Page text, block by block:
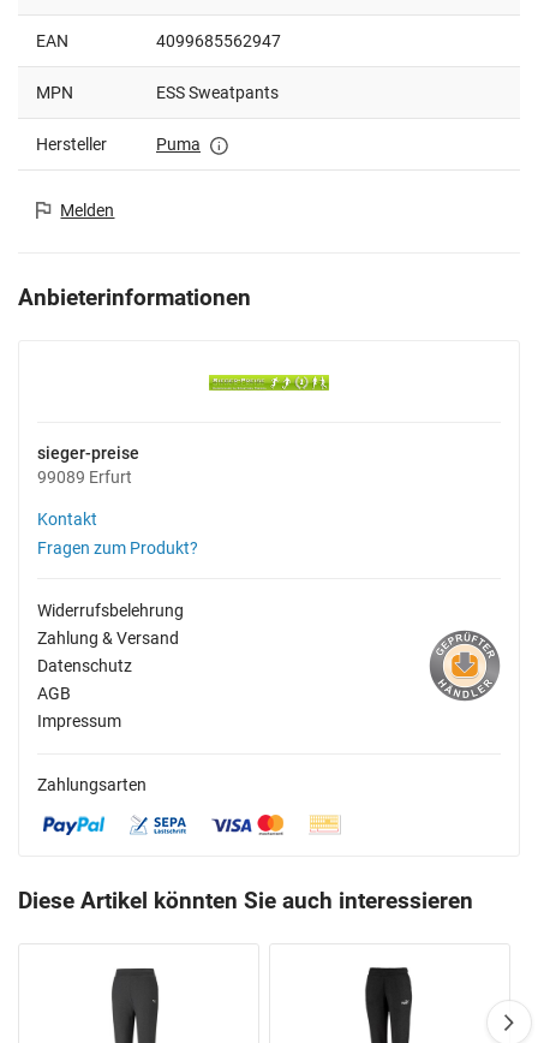
EAN 4099685562947
MPN ESS Sweatpants
Hersteller Puma
Melden
Anbieterinformationen
sieger-preise
99089 Erfurt
Kontakt
Fragen zum Produkt?
Widerrufsbelehrung
Zahlung & Versand
Datenschutz
AGB
Impressum
Zahlungsarten
Diese Artikel könnten Sie auch interessieren